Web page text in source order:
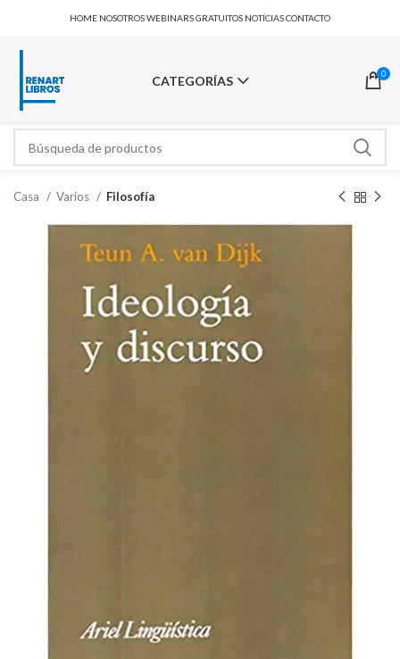
HOME NOSOTROSWEBINARS GRATUITOS NOTÍCIASCONTACTO
CATEGORÍAS 0
Casa Varios Filosofía